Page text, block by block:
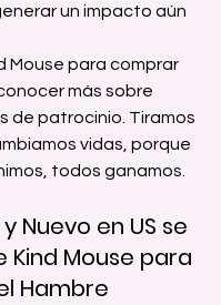
un impacto aún
Mouse para comprar
más sobre
de patrocinio. Tiramos
vidas, porque
todos ganamos.
Nuevo en US se
Kind Mouse para
Hambre